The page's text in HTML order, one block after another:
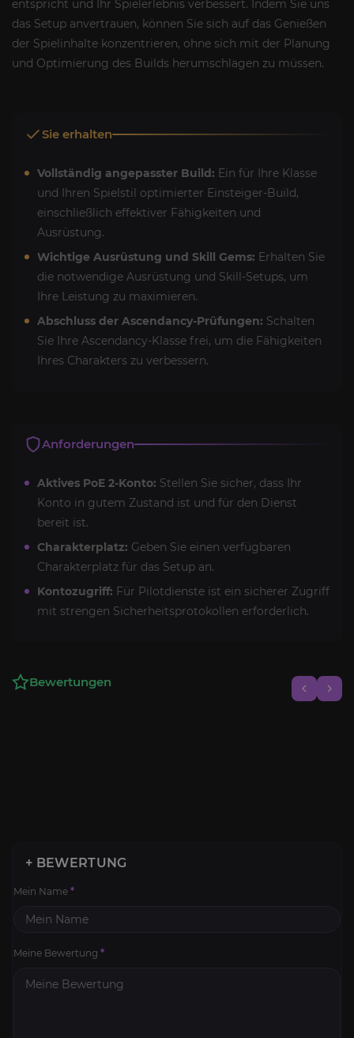
entspricht und Ihr Spielerlebnis verbessert. Indem Sie uns
das Setup anvertrauen, können Sie sich auf das Genießen
der Spielinhalte konzentrieren, ohne sich mit der Planung
und Optimierung des Builds herumschlagen zu müssen.
Sie erhalten
Vollständig angepasster Build: Ein für Ihre Klasse
und Ihren Spielstil optimierter Einsteiger-Build,
einschließlich effektiver Fähigkeiten und
Ausrüstung.
Wichtige Ausrüstung und Skill Gems: Erhalten Sie
die notwendige Ausrüstung und Skill-Setups, um
Ihre Leistung zu maximieren.
Abschluss der Ascendancy-Prüfungen: Schalten
Sie Ihre Ascendancy-Klasse frei, um die Fähigkeiten
Ihres Charakters zu verbessern.
Anforderungen
Aktives PoE 2-Konto: Stellen Sie sicher, dass Ihr
Konto in gutem Zustand ist und für den Dienst
bereit ist.
Charakterplatz: Geben Sie einen verfügbaren
Charakterplatz für das Setup an.
Kontozugriff: Für Pilotdienste ist ein sicherer Zugriff
mit strengen Sicherheitsprotokollen erforderlich.
Bewertungen
+ BEWERTUNG
Mein Name *
Meine Bewertung *